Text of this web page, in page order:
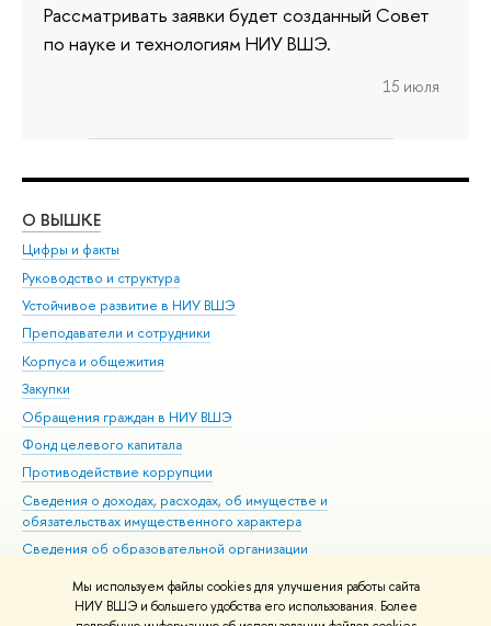
Мы используем файлы cookies для улучшения работы сайта
НИУ ВШЭ и большего удобства его использования. Более
Рассматривать заявки будет созданный Совет
по науке и технологиям НИУ ВШЭ.
15 июля
О ВЫШКЕ
Цифры и факты
Руководство и структура
Устойчивое развитие в НИУ ВШЭ
Преподаватели и сотрудники
Корпуса и общежития
Закупки
Обращения граждан в НИУ ВШЭ
Фонд целевого капитала
Противодействие коррупции
Сведения о доходах, расходах, об имуществе и
обязательствах имущественного характера
Сведения об образовательной организации
Людям с ограниченными возможностями здоровья
Единая платежная страница